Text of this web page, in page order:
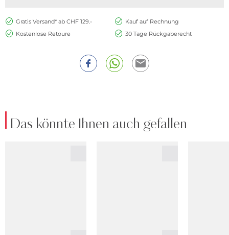
Gratis Versand* ab CHF 129.-
Kauf auf Rechnung
Kostenlose Retoure
30 Tage Rückgaberecht
Das könnte Ihnen auch gefallen